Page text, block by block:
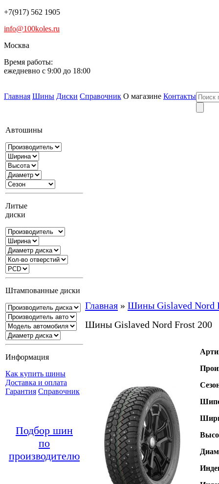
+7(917) 562 1905
info@100koles.ru
Москва
Время работы:
ежедневно с 9:00 до 18:00
Главная Шины Диски Справочник О магазине Контакты
Автошины
Литые
диски
Штампованные диски
Информация
Как купить шины
Доставка и оплата
Гарантия Справочник
Подбор шин
по
производителю
Главная » Шины Gislaved Nord
Шины Gislaved Nord Frost 200